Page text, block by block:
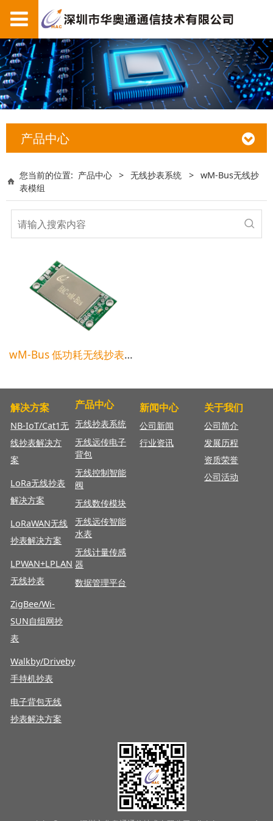
产品中心
您当前的位置: 产品中心 > 无线抄表系统 > wM-Bus无线抄
表模组
wM-Bus 低功耗无线抄表模组
解决方案
NB-IoT/Cat1无
线抄表解决方
案
LoRa无线抄表
解决方案
LoRaWAN无线
抄表解决方案
LPWAN+LPLAN
无线抄表
ZigBee/Wi-
SUN自组网抄
表
Walkby/Driveby
手持机抄表
电子背包无线
抄表解决方案
产品中心
无线抄表系统
无线远传电子
背包
无线控制智能
阀
无线数传模块
无线远传智能
水表
无线计量传感
器
数据管理平台
新闻中心
公司新闻
行业资讯
关于我们
公司简介
发展历程
资质荣誉
公司活动